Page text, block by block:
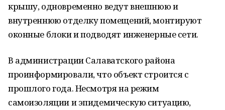
крышу, одновременно ведут внешнюю и
внутреннюю отделку помещений, монтируют
оконные блоки и подводят инженерные сети.
В администрации Салаватского района
проинформировали, что объект строится с
прошлого года. Несмотря на режим
самоизоляции и эпидемическую ситуацию,